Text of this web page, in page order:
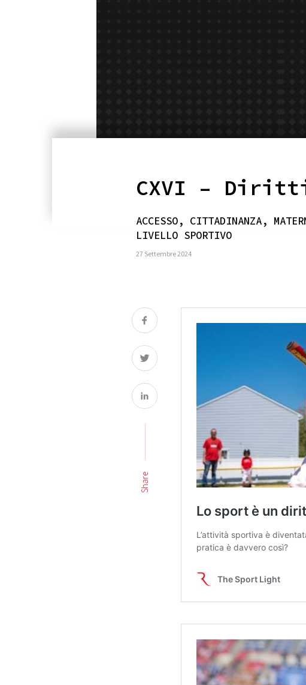
CXVI –
ACCESSO, CITTADINANZA,
LIVELLO SPORTIVO
27 Settembre 2024
Share